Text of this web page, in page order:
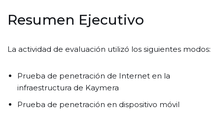
Resumen Ejecutivo
La actividad de evaluación utilizó los siguientes modos:
Prueba de penetración de Internet en la
infraestructura de Kaymera
Prueba de penetración en dispositivo móvil